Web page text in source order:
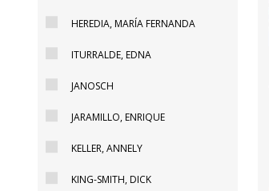
HEREDIA, MARÍA FERNANDA
ITURRALDE, EDNA
JANOSCH
JARAMILLO, ENRIQUE
KELLER, ANNELY
KING-SMITH, DICK